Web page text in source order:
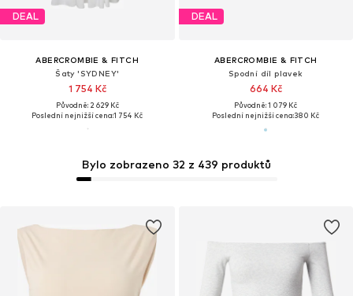
DEAL
ABERCROMBIE & FITCH
Šaty 'SYDNEY'
1 754 Kč
Původně: 2 629 Kč
Poslední nejnižší cena:1 754 Kč
DEAL
ABERCROMBIE & FITCH
Spodní díl plavek
664 Kč
Původně: 1 079 Kč
Poslední nejnižší cena:380 Kč
Bylo zobrazeno 32 z 439 produktů